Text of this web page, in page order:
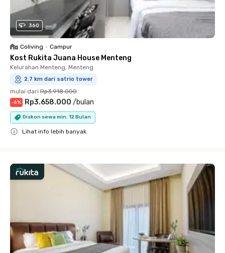
360
Coliving • Campur
Kost Rukita Juana House Menteng
Kelurahan Menteng, Menteng
2.7 km dari satrio tower
mulai dari Rp3.918.000
-6% Rp3.658.000 /bulan
Diskon sewa min. 12 Bulan
Lihat info lebih banyak